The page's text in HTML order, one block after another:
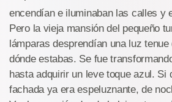
encendían e iluminaban las calles y
Pero la vieja mansión del pequeño
lámparas desprendían una luz
dónde estabas. Se fue
hasta adquirir un leve toque azul. Si
fachada ya era espeluznante, de